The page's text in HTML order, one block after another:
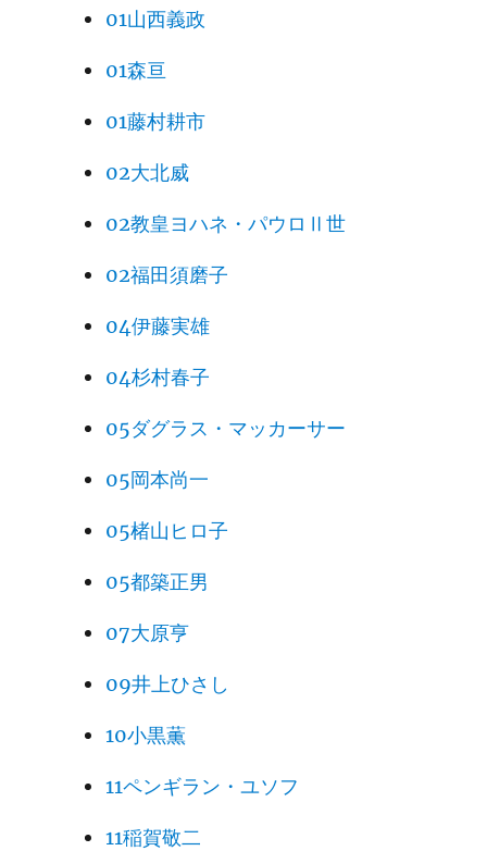
01山西義政
01森亘
01藤村耕市
02大北威
02教皇ヨハネ・パウロⅡ世
02福田須磨子
04伊藤実雄
04杉村春子
05ダグラス・マッカーサー
05岡本尚一
05楮山ヒロ子
05都築正男
07大原亨
09井上ひさし
10小黒薫
11ペンギラン・ユソフ
11稲賀敬二